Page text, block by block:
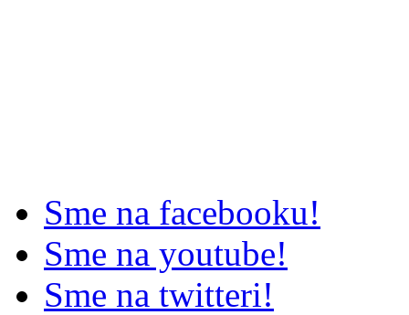
Sme na facebooku!
Sme na youtube!
Sme na twitteri!